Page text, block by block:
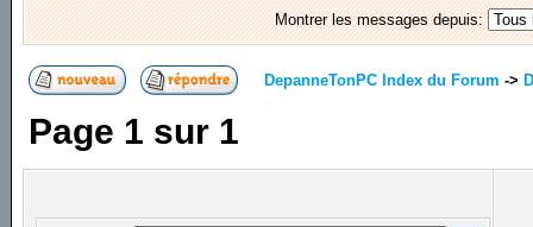
Montrer les messages depuis:
DepanneTonPC Index du Forum ->
Page 1 sur 1